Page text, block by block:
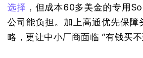
选择 ，但成本60多美金的专用
公司能负担。加上高通优先保障
略，更让中小厂商面临 “有钱买不